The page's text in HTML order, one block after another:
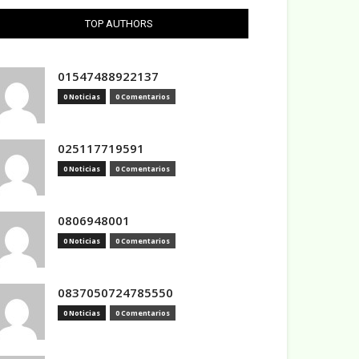
TOP AUTHORS
01547488922137
0 Noticias 0 Comentarios
025117719591
0 Noticias 0 Comentarios
0806948001
0 Noticias 0 Comentarios
0837050724785550
0 Noticias 0 Comentarios